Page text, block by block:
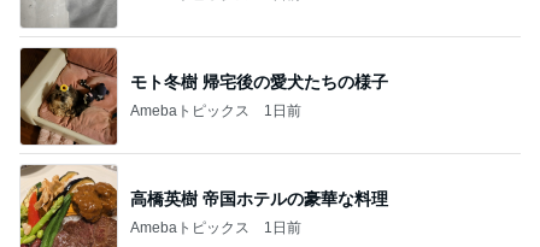
モト冬樹 帰宅後の愛犬たちの様子
Amebaトピックス 1日前
高橋英樹 帝国ホテルの豪華な料理
Amebaトピックス 1日前